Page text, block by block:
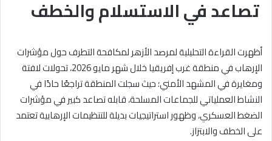
تصاعد في الاستسلام والخطف
أظهرت القراءة التحليلية لمرصد الأزهر لمكافحة التطرف حول مؤشرات
الإرهاب في منطقة غرب إفريقيا خلال شهر مايو 2026، تحولات لافتة
ومغايرة في المشهد الأمني؛ حيث سجلت المنطقة تراجعًا حادًا في
النشاط العملياتي للجماعات المسلحة، قابله تصاعد كبير في مؤشرات
الضغط العسكري، وظهور استراتيجيات بديلة للتنظيمات الإرهابية تعتمد
على الخطف والابتزاز.